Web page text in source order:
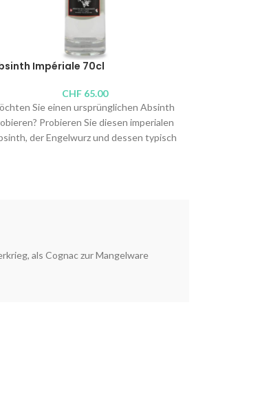
Impériale 70cl
CHF65.00
Sie einen ursprünglichen Absinth
Probieren Sie diesen imperialen
der Engelwurz und dessen typisch
70cl,
50cl 10cl
als Cognac zur Mangelware